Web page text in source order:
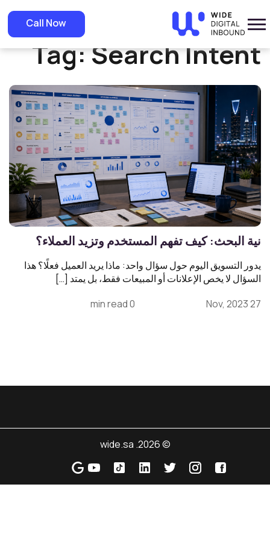
Call Now Home » Search Intent
Tag:Search Intent
نية البحث: كيف تفهم المستخدم وتزيد العملاء؟
يدور التسويق اليوم حول سؤال واحد: ماذا يريد العميل فعلًا؟ هذا
السؤال لا يخص الإعلانات أو المبيعات فقط، بل يمتد […]
27 Nov, 2023
0 min read
© 2026. wide.sa